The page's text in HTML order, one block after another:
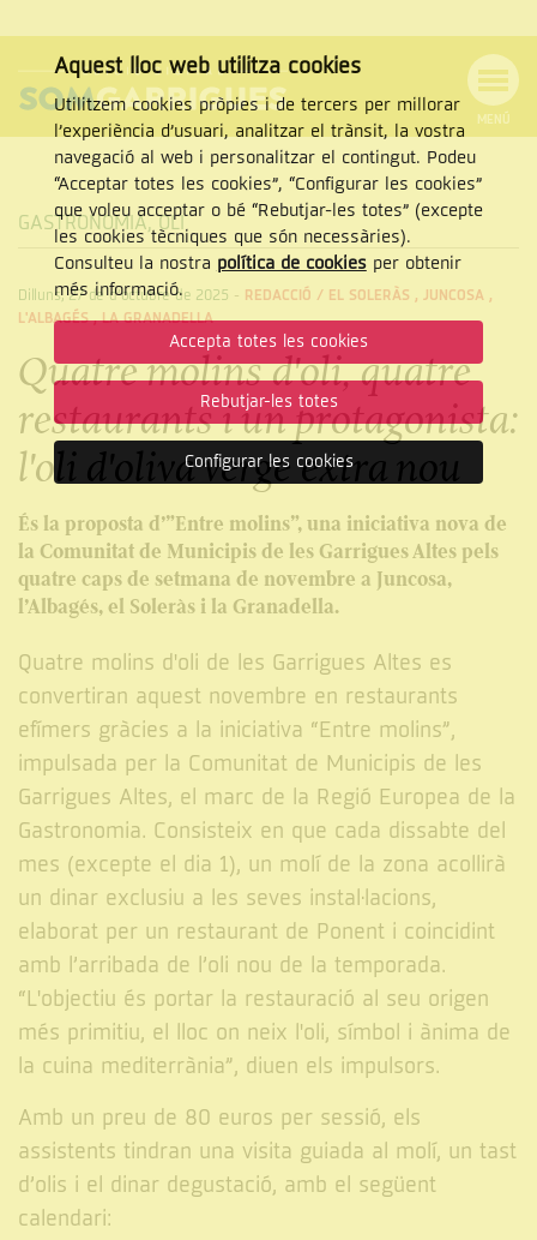
NAVEGACIÓ
MENÚ
Cercar
CERCAR
GASTRONOMIA,OLI
Dilluns, 27 de d’octubre de 2025 - REDACCIÓ / EL SOLERÀS , JUNCOSA,
L'ALBAGÉS,LA GRANADELLA
Quatre molins d'oli, quatre
restaurants i un protagonista:
l'oli d'oliva verge extra nou
És la proposta d’”Entre molins”, una iniciativa nova de
la Comunitat de Municipis de les Garrigues Altes pels
quatre caps de setmana de novembre a Juncosa,
l’Albagés, el Soleràs i la Granadella.
Quatre molins d'oli de les Garrigues Altes es
convertiran aquest novembre en restaurants
efímers gràcies a la iniciativa “Entre molins”,
impulsada per la Comunitat de Municipis de les
Garrigues Altes, el marc de la Regió Europea de la
Gastronomia. Consisteix en que cada dissabte del
mes (excepte el dia 1), un molí de la zona acollirà
un dinar exclusiu a les seves instal·lacions,
elaborat per un restaurant de Ponent i coincidint
amb l’arribada de l’oli nou de la temporada.
“L'objectiu és portar la restauració al seu origen
més primitiu, el lloc on neix l'oli, símbol i ànima de
la cuina mediterrània”, diuen els impulsors.
Amb un preu de 80 euros per sessió, els
assistents tindran una visita guiada al molí, un tast
d’olis i el dinar degustació, amb el següent
calendari:
Aquest lloc web utilitza cookies
Utilitzem cookies pròpies i de tercers per millorar
l’experiència d’usuari, analitzar el trànsit, la vostra
navegació al web i personalitzar el contingut. Podeu
“Acceptar totes les cookies”, “Configurar les cookies”
que voleu acceptar o bé “Rebutjar-les totes” (excepte
les cookies tècniques que són necessàries).
Consulteu la nostra política de cookiesper obtenir
més informació.
Accepta totes les cookies
Rebutjar-les totes
Configurar les cookies